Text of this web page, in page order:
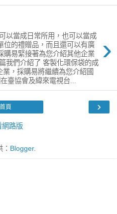
›
以當成日常所用，也可以當成
位的禮贈品，而且還可以有廣
購易緊接著為您介紹其他企業
我們介紹了 客製化環保袋的成
，採購易將繼續為您介紹國
臺協會及緯來電視台...
›
首頁
網路版
Blogger.